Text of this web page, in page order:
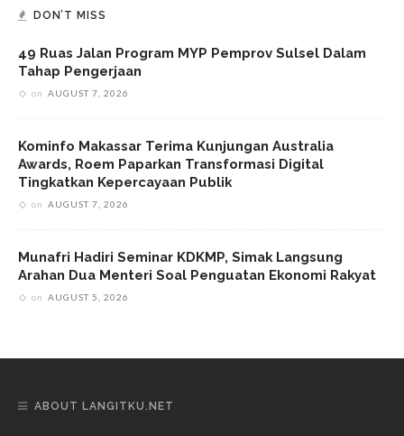
DON’T MISS
49 Ruas Jalan Program MYP Pemprov Sulsel Dalam
Tahap Pengerjaan
on AUGUST 7, 2026
Kominfo Makassar Terima Kunjungan Australia
Awards, Roem Paparkan Transformasi Digital
Tingkatkan Kepercayaan Publik
on AUGUST 7, 2026
Munafri Hadiri Seminar KDKMP, Simak Langsung
Arahan Dua Menteri Soal Penguatan Ekonomi Rakyat
on AUGUST 5, 2026
ABOUT LANGITKU.NET